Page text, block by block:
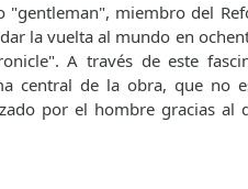
"gentleman", miembro del
la vuelta al mundo en
A través de este
central de la obra, que no
por el hombre gracias al